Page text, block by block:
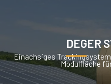
DEGER
Einachsiges Trackingsystem
Modulfläche